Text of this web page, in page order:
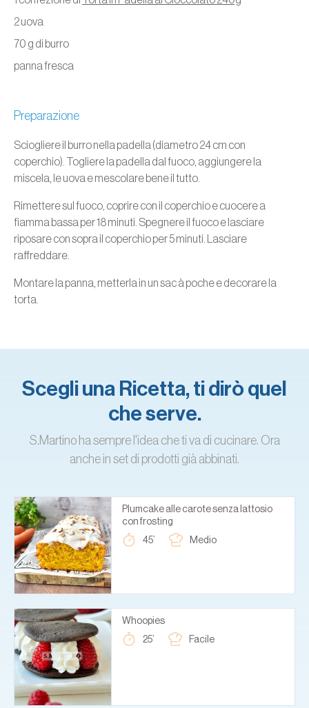
2 uova
70 g di burro
panna fresca
Preparazione
Sciogliere il burro nella padella (diametro 24 cm con
coperchio). Togliere la padella dal fuoco, aggiungere la
miscela, le uova e mescolare bene il tutto.
Rimettere sul fuoco, coprire con il coperchio e cuocere a
fiamma bassa per 18 minuti. Spegnere il fuoco e lasciare
riposare con sopra il coperchio per 5 minuti. Lasciare
raffreddare.
Montare la panna, metterla in un sac à poche e decorare la
torta.
Scegli una Ricetta, ti dirò quel
che serve.
S.Martino ha sempre l'idea che ti va di cucinare. Ora
anche in set di prodotti già abbinati.
Plumcake alle carote senza lattosio
con frosting
45’
Medio
Whoopies
25’
Facile